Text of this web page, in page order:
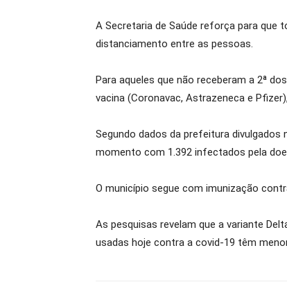
A Secretaria de Saúde reforça para que
distanciamento entre as pessoas.
Para aqueles que não receberam a 2ª
vacina (Coronavac, Astrazeneca e
Segundo dados da prefeitura
momento com 1.392 infectados pela
O município segue com imunização
As pesquisas revelam que a variante
usadas hoje contra a covid-19 têm